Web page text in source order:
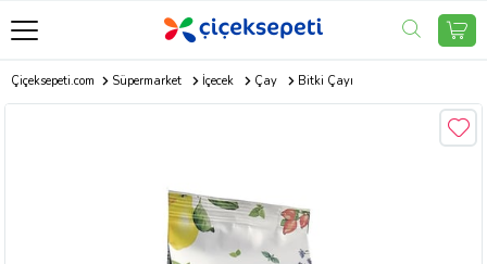
Çiçeksepeti.com Süpermarket İçecek Çay Bitki Çayı